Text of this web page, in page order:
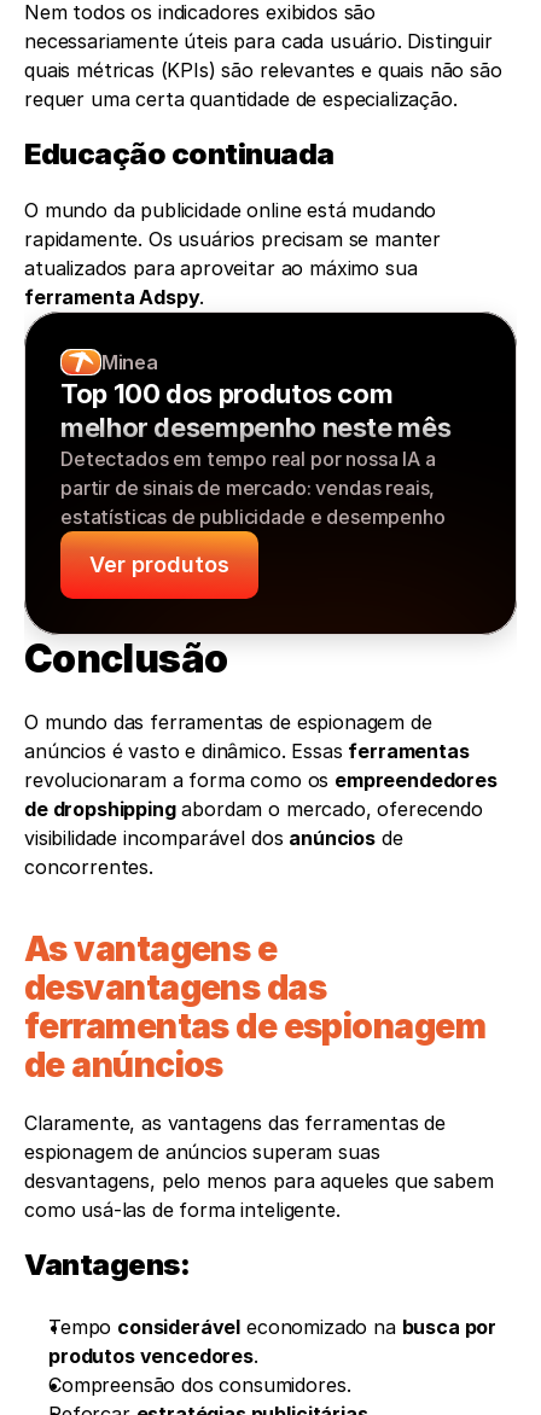
Nem todos os indicadores exibidos são
necessariamente úteis para cada usuário. Distinguir
quais métricas (KPIs) são relevantes e quais não são
requer uma certa quantidade de especialização.
Educação continuada
O mundo da publicidade online está mudando
rapidamente. Os usuários precisam se manter
atualizados para aproveitar ao máximo sua
ferramenta Adspy.
Minea
Top 100 dos produtos com
melhor desempenho neste mês
Detectados em tempo real por nossa IA a
partir de sinais de mercado: vendas reais,
estatísticas de publicidade e desempenho
Ver produtos
Conclusão
O mundo das ferramentas de espionagem de
anúncios é vasto e dinâmico. Essas ferramentas
revolucionaram a forma como os empreendedores
de dropshipping abordam o mercado, oferecendo
visibilidade incomparável dos anúncios de
concorrentes.
As vantagens e
desvantagens das
ferramentas de espionagem
de anúncios
Claramente, as vantagens das ferramentas de
espionagem de anúncios superam suas
desvantagens, pelo menos para aqueles que sabem
como usá-las de forma inteligente.
Vantagens:
Tempo considerável economizado na busca por
produtos vencedores.
Compreensão dos consumidores.